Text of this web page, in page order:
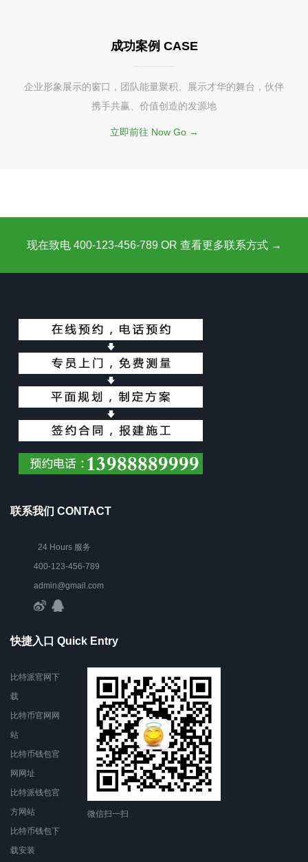
成功案例 CASE
企业形象展示的窗口，团队能量聚积、展示才华的舞台，伙伴
携手共赢、价值创造的发源地
立即前往 Now Go →
现在致电 400-123-456-789 OR 查看更多联系方式 →
联系我们 CONTACT
24 Hours 服务
400-123-456-789
admin@gmail.com
快捷入口 Quick Entry
比特派官网下
载
比特币官网网
站
比特币钱包官
网网址
比特派钱包官
方网站
比特币钱包下
载安装
微信扫一扫